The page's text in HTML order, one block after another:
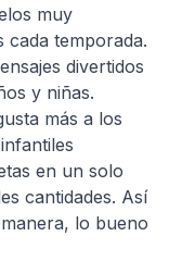
muy
cada temporada.
divertidos
y niñas.
más a los
en un solo
cantidades. Así
lo bueno